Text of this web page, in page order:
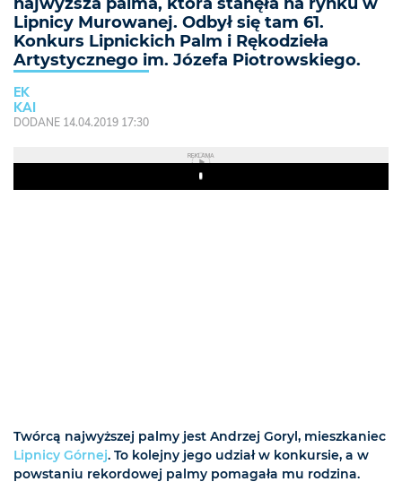
Lipnicy Murowanej. Odbył się tam 61.
Konkurs Lipnickich Palm i Rękodzieła
Artystycznego im. Józefa Piotrowskiego.
EK
KAI
DODANE 14.04.2019 17:30
REKLAMA
Play
Twórcą najwyższej palmy jest Andrzej Goryl, mieszkaniec
Lipnicy Górnej. To kolejny jego udział w konkursie, a w
powstaniu rekordowej palmy pomagała mu rodzina.